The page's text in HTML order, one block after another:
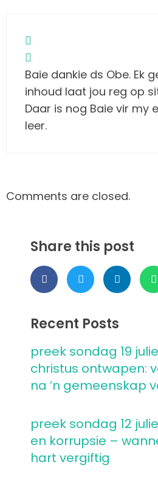
Baie dankie ds Obe. Ek
inhoud laat jou reg op
Daar is nog Baie vir my
leer.
Comments are closed.
Share this post
Recent Posts
preek sondag 19
christus ontwapen:
na ’n gemeenskap
preek sondag 12
en korrupsie –
hart vergiftig